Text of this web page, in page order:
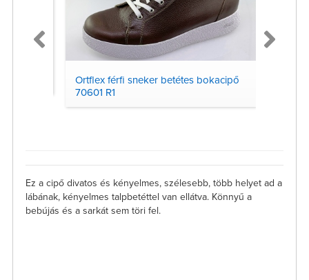
Ortflex férfi sneker betétes bokacipő
70601 R1
Ez a cipő divatos és kényelmes, szélesebb, több helyet ad a
lábának, kényelmes talpbetéttel van ellátva. Könnyű a
bebújás és a sarkát sem töri fel.